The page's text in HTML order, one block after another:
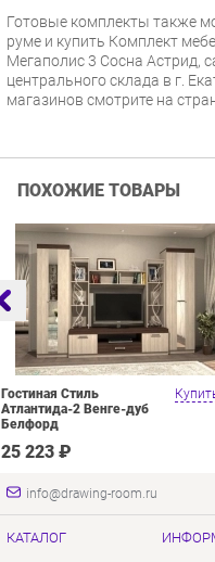
Готовые комплекты также
руме и купить Комплект
Мегаполис 3 Сосна Астрид,
центрального склада в г.
магазинов смотрите на
ПОХОЖИЕ ТОВАРЫ
Гостиная Стиль
Атлантида-2 Венге-дуб
Белфорд
25 223 ₽
info@drawing-room.ru
КАТАЛОГ